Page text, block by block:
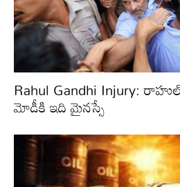
Rahul Gandhi Injury:
మోడీకి ఇది మైనస్సే